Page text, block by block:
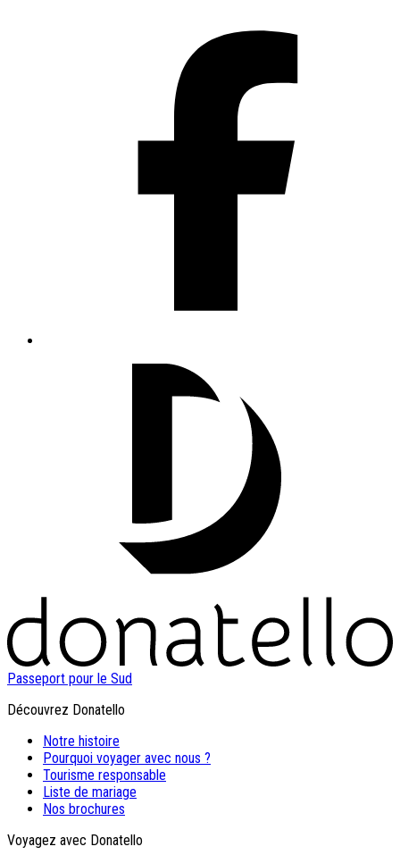
Passeport pour le Sud
Découvrez Donatello
Notre histoire
Pourquoi voyager avec nous ?
Tourisme responsable
Liste de mariage
Nos brochures
Voyagez avec Donatello